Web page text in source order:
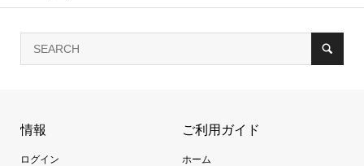
情報
ログイン
ご利用ガイド
ホーム